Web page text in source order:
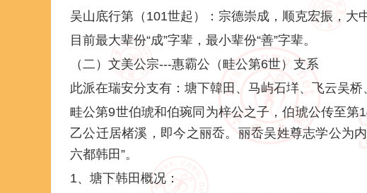
吴山底行第（101世起）：宗德崇成，顺克宏振，大
目前最大辈份“成”字辈，最小辈份“善”字辈。
（二）文美公宗---惠霸公（畦公第6世）支系
此派在瑞安分支有：塘下韓田、马屿石垟、飞云吴桥
畦公第9世伯琥和伯琬同为梓公之子，伯琥公传至
乙公迁居楮溪，即今之丽岙。丽岙吴姓尊志学公为
六都韩田”。
1、塘下韩田概况：